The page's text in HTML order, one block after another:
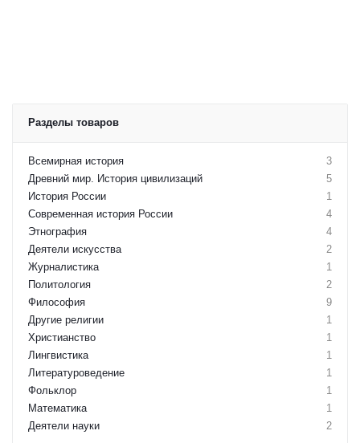
Разделы товаров
Всемирная история
3
Древний мир. История цивилизаций
5
История России
1
Современная история России
4
Этнография
4
Деятели искусства
2
Журналистика
1
Политология
2
Философия
9
Другие религии
1
Христианство
1
Лингвистика
1
Литературоведение
1
Фольклор
1
Математика
1
Деятели науки
2